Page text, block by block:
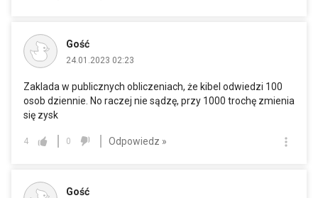
Gość
24.01.2023 02:23
Zaklada w publicznych obliczeniach, że kibel odwiedzi 100
osob dziennie. No raczej nie sądzę, przy 1000 trochę zmienia
się zysk
4 0 Odpowiedz »
Gość